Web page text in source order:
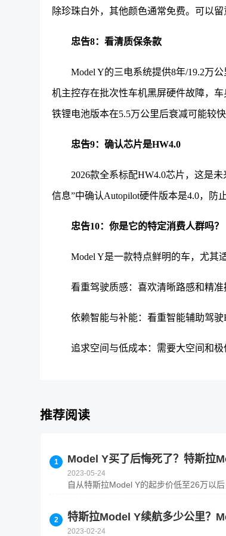
除珍珠白外，其他颜色通常免费。可以
忠告8：看清质保条款
Model Y的三电系统提供8年/19.2万
机主控存在批次性车机黑屏硬件故障，
铁锂电池版本在5.5万公里后衰减可能较快
忠告9：确认芯片是HW4.0
2026款全系标配HW4.0芯片，这是
信息”中确认Autopilot硬件版本是4.0，防
忠告10：你是它的特定消费人群吗？
Model Y是一款特点鲜明的车，尤其
看重驾驶质感：喜欢清晰路感和精准
依赖智能与补能：看重智能辅助驾驶
追求空间与低成本：需要大空间和极
推荐阅读
Model Y买了后悔死了？特斯拉
2023-05-24
自从特斯拉Model Y的起步价低至26万以
特斯拉Model Y续航多少公里？
2023-02-24